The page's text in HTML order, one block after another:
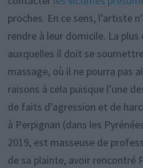
proches. En ce sens, l’artiste
rendre à leur domicile. La
auxquelles il doit se
massage, où il ne pourra pas
raisons à cela puisque l’une
de faits d’agression et de
à Perpignan (dans les
2019, est masseuse de
de sa plainte, avoir rencontré